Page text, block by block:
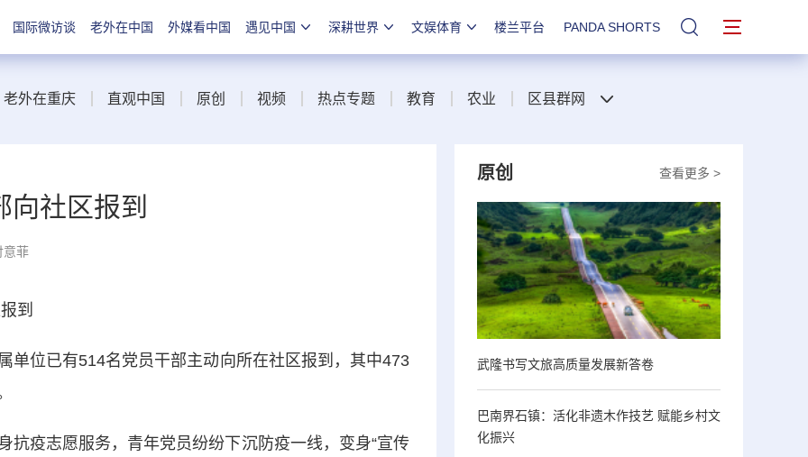
国际微访谈 老外在中国 外媒看中国 遇见中国 深耕世界 文娱体育 楼兰平台 PANDA SHORTS 站内搜索
老外在重庆 直观中国 原创 视频 热点专题 教育 农业 区县群网
社区报到
意菲
到
位已有514名党员干部主动向所在社区报到，其中473
疫志愿服务，青年党员纷纷下沉防疫一线，变身“宣传
查看更多 >
原创
武隆书写文旅高质量发展新答卷
巴南界石镇：活化非遗木作技艺 赋能乡村文
化振兴